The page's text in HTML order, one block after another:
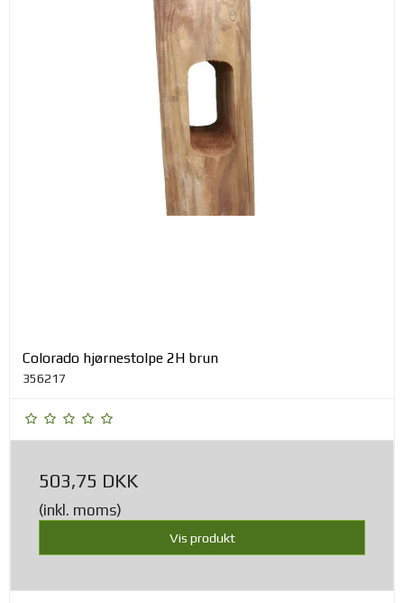
Colorado hjørnestolpe 2H brun
356217
503,75 DKK
(inkl. moms)
Vis produkt